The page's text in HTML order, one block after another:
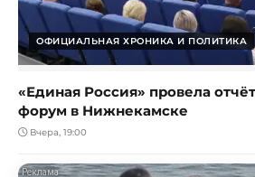
ОФИЦИАЛЬНАЯ ХРОНИКА И ПОЛИТИКА
«Единая Россия» провела
форум в Нижнекамске
Вчера, 19:00